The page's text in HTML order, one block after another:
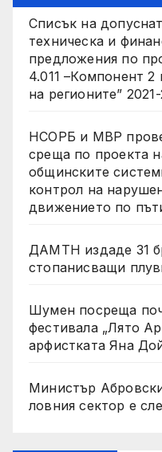
Списък на
техническа и
предложения по
4.011 –Компонент
на регионите”
НСОРБ и МВР
среща по проекта
общинските
контрол на
движението по
ДАМТН издаде 31
стопанисващи
Шумен посреща
фестивала „Лято
арфистката Яна
Министър
ловния сектор е